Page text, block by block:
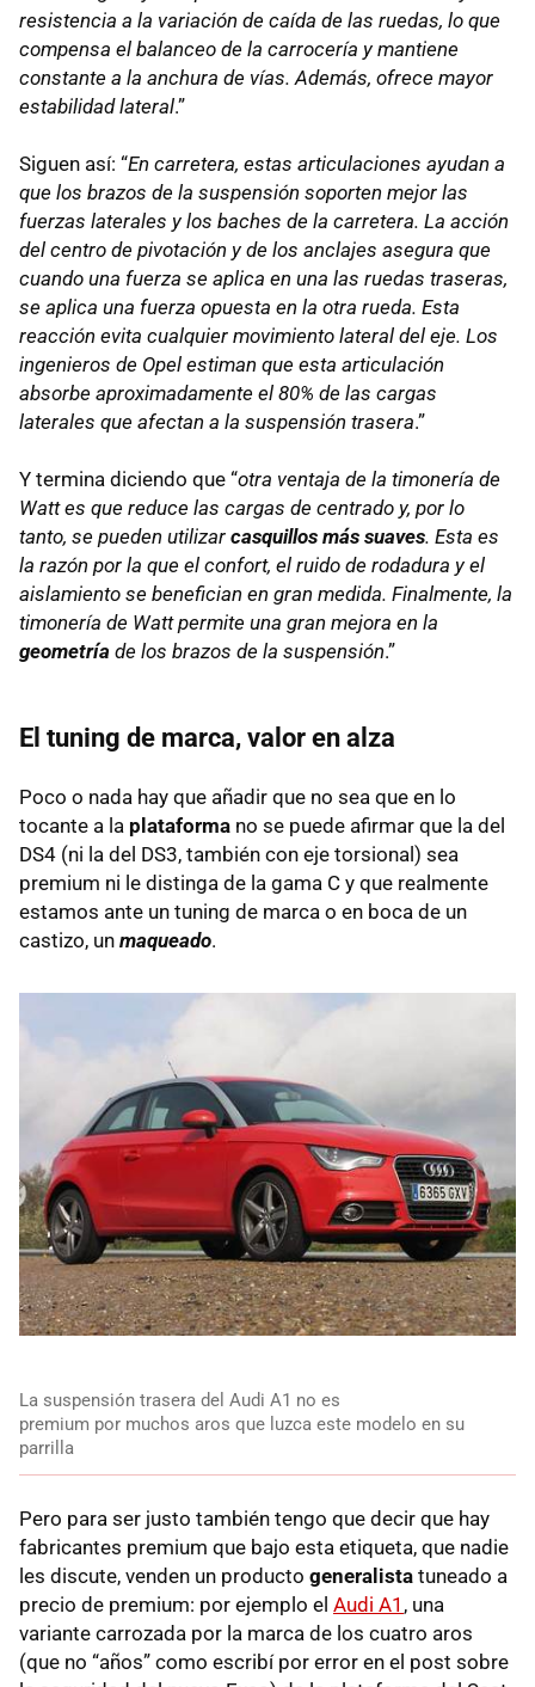
resistencia a la variación de caída de las ruedas, lo que
compensa el balanceo de la carrocería y mantiene
constante a la anchura de vías. Además, ofrece mayor
estabilidad lateral.”
Siguen así: “En carretera, estas articulaciones ayudan a
que los brazos de la suspensión soporten mejor las
fuerzas laterales y los baches de la carretera. La acción
del centro de pivotación y de los anclajes asegura que
cuando una fuerza se aplica en una las ruedas traseras,
se aplica una fuerza opuesta en la otra rueda. Esta
reacción evita cualquier movimiento lateral del eje. Los
ingenieros de Opel estiman que esta articulación
absorbe aproximadamente el 80% de las cargas
laterales que afectan a la suspensión trasera.”
Y termina diciendo que “otra ventaja de la timonería de
Watt es que reduce las cargas de centrado y, por lo
tanto, se pueden utilizar casquillos más suaves. Esta es
la razón por la que el confort, el ruido de rodadura y el
aislamiento se benefician en gran medida. Finalmente, la
timonería de Watt permite una gran mejora en la
geometría de los brazos de la suspensión.”
El tuning de marca, valor en alza
Poco o nada hay que añadir que no sea que en lo
tocante a la plataforma no se puede afirmar que la del
DS4 (ni la del DS3, también con eje torsional) sea
premium ni le distinga de la gama C y que realmente
estamos ante un tuning de marca o en boca de un
castizo, un maqueado.
La suspensión trasera del Audi A1 no es
premium por muchos aros que luzca este modelo en su
parrilla
Pero para ser justo también tengo que decir que hay
fabricantes premium que bajo esta etiqueta, que nadie
les discute, venden un producto generalista tuneado a
precio de premium: por ejemplo el Audi A1 , una
variante carrozada por la marca de los cuatro aros
(que no “años” como escribí por error en el post sobre